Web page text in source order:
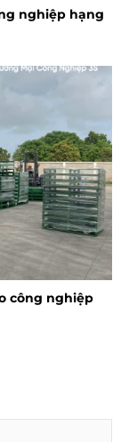
nghiệp hạng
công nghiệp